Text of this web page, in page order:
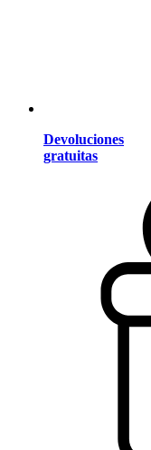
Devoluciones
gratuitas